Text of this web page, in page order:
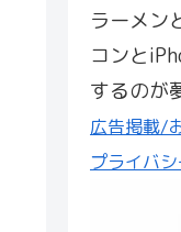
ラーメン
コンと
するのが
広告掲載/
プライバ